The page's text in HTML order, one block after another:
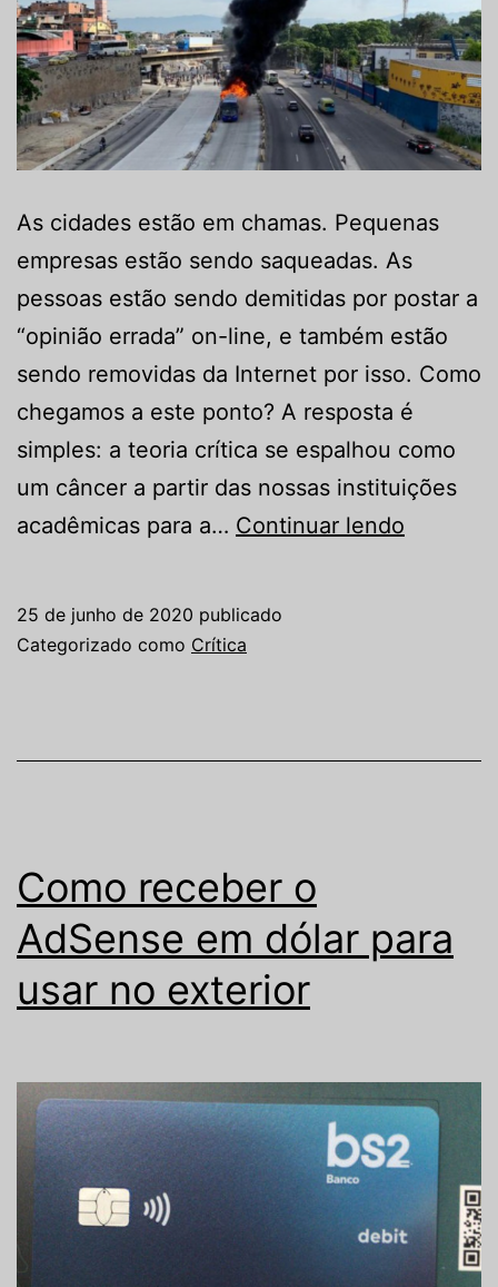
As cidades estão em chamas. Pequenas
empresas estão sendo saqueadas. As
pessoas estão sendo demitidas por postar a
“opinião errada” on-line, e também estão
sendo removidas da Internet por isso. Como
chegamos a este ponto? A resposta é
simples: a teoria crítica se espalhou como
um câncer a partir das nossas instituições
acadêmicas para a… Continuar lendo
25 de junho de 2020 publicado
Categorizado como Crítica
Como receber o
AdSense em dólar para
usar no exterior